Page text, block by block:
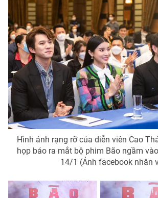
VTV Money VTV Thể
VTV Sức khoẻ Bất động
Thị trường 24h Tấm lòng
VTV4 Vươn
VTV9 VTV8
Liên hệ tòa soạn English
Hình ảnh rạng rỡ của diễn viên Cao
họp báo ra mắt bộ phim Bão ngầm
14/1 (Ảnh facebook nhân